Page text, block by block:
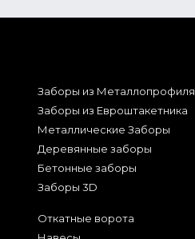
Заборы из Металлопрофиля
Заборы из Евроштакетника
Металлические Заборы
Деревянные заборы
Бетонные заборы
Заборы 3D
Откатные ворота